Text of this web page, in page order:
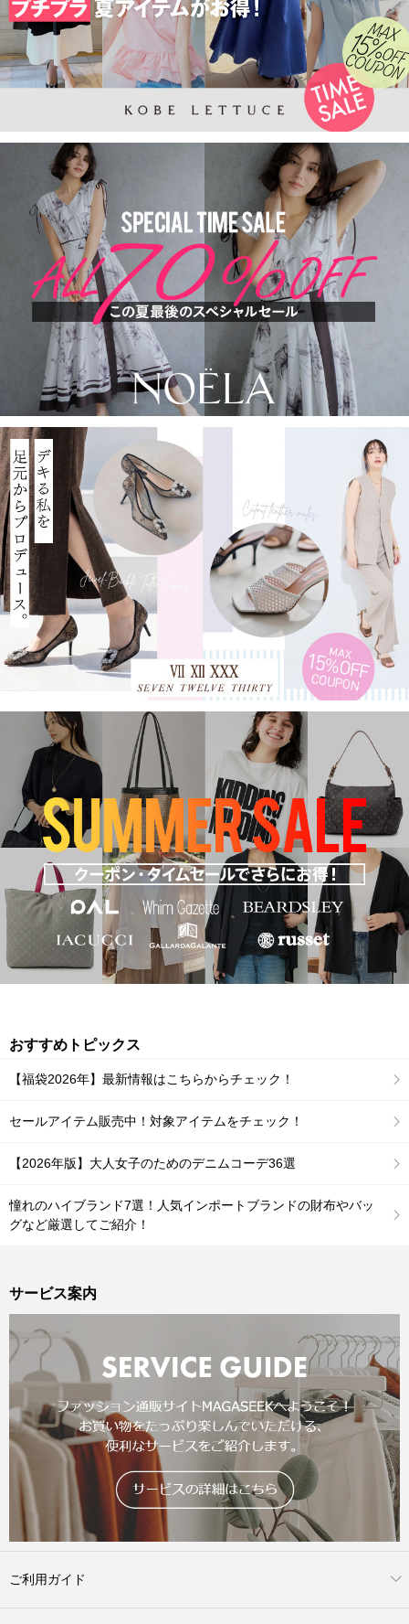
おすすめトピックス
【福袋2026年】最新情報はこちらからチェック！
セールアイテム販売中！対象アイテムをチェック！
【2026年版】大人女子のためのデニムコーデ36選
憧れのハイブランド7選！人気インポートブランドの財布やバッ
グなど厳選してご紹介！
サービス案内
ご利用ガイド